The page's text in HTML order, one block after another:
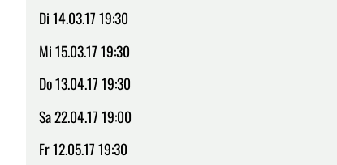
Di 14.03.17 19:30
Mi 15.03.17 19:30
Do 13.04.17 19:30
Sa 22.04.17 19:00
Fr 12.05.17 19:30